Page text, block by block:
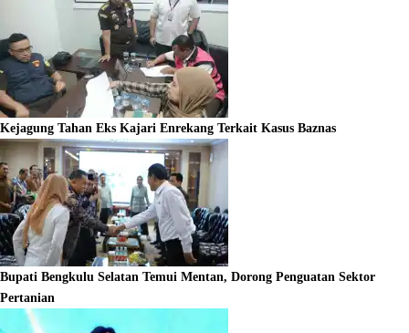
Kejagung Tahan Eks Kajari Enrekang Terkait Kasus Baznas
Bupati Bengkulu Selatan Temui Mentan, Dorong Penguatan Sektor
Pertanian